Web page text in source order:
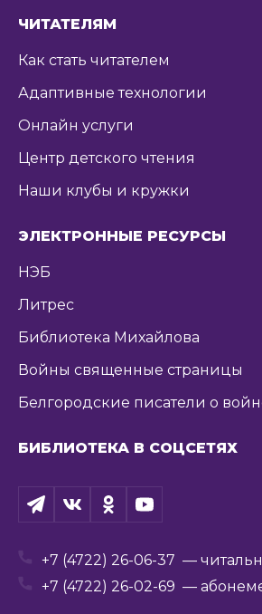
ЧИТАТЕЛЯМ
Как стать читателем
Адаптивные технологии
Онлайн услуги
Центр детского чтения
Наши клубы и кружки
ЭЛЕКТРОННЫЕ РЕСУРСЫ
НЭБ
Литрес
Библиотека Михайлова
Войны священные страницы
Белгородские писатели о
БИБЛИОТЕКА В СОЦСЕТЯХ
+7 (4722) 26-06-37 —
+7 (4722) 26-02-69 —